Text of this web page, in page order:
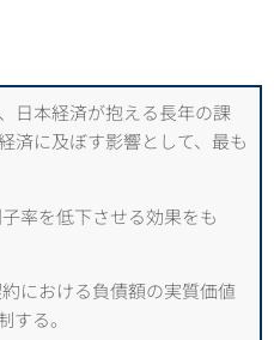
日本経済が抱える長年の課
済に及ぼす影響として、最も
率を低下させる効果をも
における負債額の実質価値
する。